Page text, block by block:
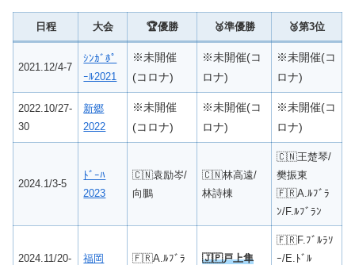
日程 大会 🏆優勝 🥈準優勝 🥉第3位
2021.12/4-7
ｼﾝｶﾞﾎﾟ
ｰﾙ2021
※未開催
(コロナ)
※未開催(コ
ロナ)
※未開催(コ
ロナ)
2022.10/27-
30
新郷
2022
※未開催
(コロナ)
※未開催(コ
ロナ)
※未開催(コ
ロナ)
2024.1/3-5
ﾄﾞｰﾊ
2023
🇨🇳袁励岑/
向鵬
🇨🇳林高遠/
林詩棟
🇨🇳王楚琴/
樊振東
🇫🇷A.ﾙﾌﾞﾗ
ﾝ/F.ﾙﾌﾞﾗﾝ
2024.11/20-
福岡
🇫🇷A.ﾙﾌﾞﾗ
🇯🇵戸上隼
🇫🇷F.ﾌﾞﾙﾗｿ
ｰ/E.ﾄﾞﾙ